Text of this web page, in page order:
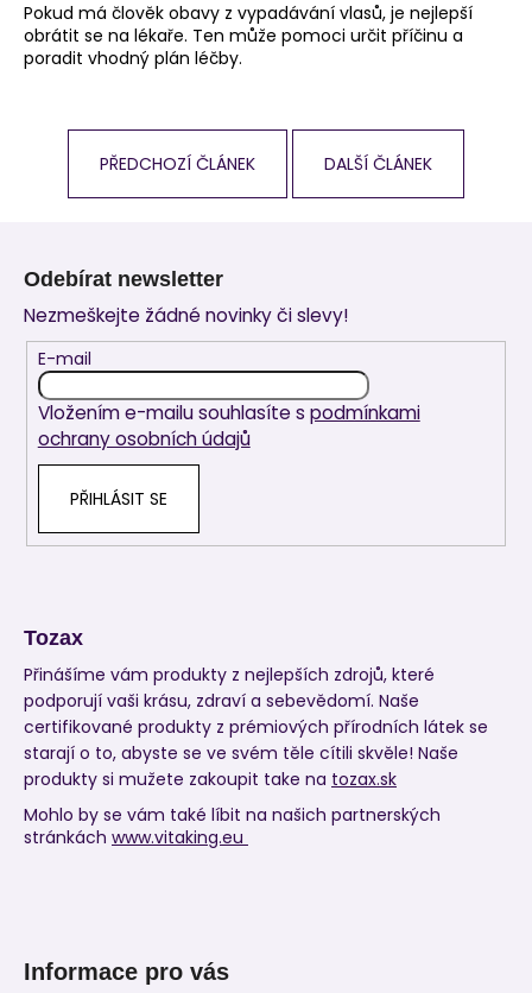
Pokud má člověk obavy z vypadávání vlasů, je nejlepší
obrátit se na lékaře. Ten může pomoci určit příčinu a
poradit vhodný plán léčby.
PŘEDCHOZÍ ČLÁNEK DALŠÍ ČLÁNEK
Odebírat newsletter
Nezmeškejte žádné novinky či slevy!
E-mail
Vložením e-mailu souhlasíte s podmínkami
ochrany osobních údajů
PŘIHLÁSIT SE
Tozax
Přinášíme vám produkty z nejlepších zdrojů, které
podporují vaši krásu, zdraví a sebevědomí. Naše
certifikované produkty z prémiových přírodních látek se
starají o to, abyste se ve svém těle cítili skvěle! Naše
produkty si mužete zakoupit take na tozax.sk
Mohlo by se vám také líbit na našich partnerských
stránkách www.vitaking.eu
Informace pro vás